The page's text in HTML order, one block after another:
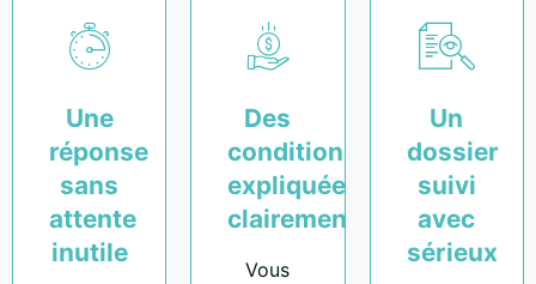
Une
réponse
sans
attente
inutile
Des
conditions
expliquées
clairement
Vous
Un
dossier
suivi
avec
sérieux